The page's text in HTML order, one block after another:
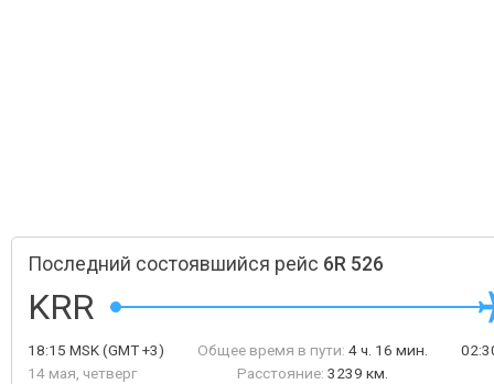
Последний состоявшийся рейс 6R 526
KRR
18:15 MSK(GMT +3)
14 мая, четверг
Общее время в пути: 4 ч. 16 мин.
Расстояние: 3239 км.